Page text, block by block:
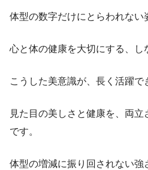
体型の数字だけにとらわれない
心と体の健康を大切にする、し
こうした美意識が、長く活躍で
見た目の美しさと健康を、両
です。
体型の増減に振り回されない強